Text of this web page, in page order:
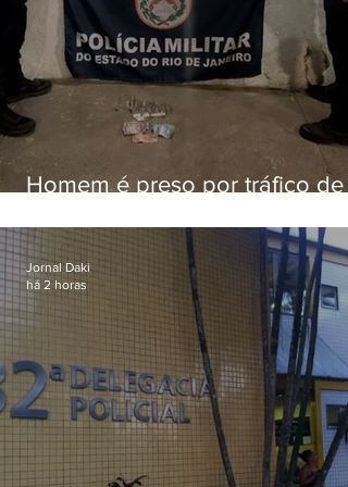
Homem é preso por tráfico de
Jornal Daki
há 2 horas